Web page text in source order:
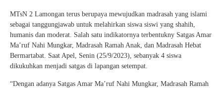
MTsN 2 Lamongan terus berupaya mewujudkan madrasah yang islami
sebagai tanggungjawab untuk melahirkan siswa siswi yang shahih,
humanis dan moderat. Salah satu indikatornya terbentukny Satgas Amar
Ma’ruf Nahi Mungkar, Madrasah Ramah Anak, dan Madrasah Hebat
Bermartabat. Saat Apel, Senin (25/9/2023), sebanyak 4 siswa
dikukuhkan menjadi satgas di lapangan setempat.
“Dengan adanya Satgas Amar Ma’ruf Nahi Mungkar, Madrasah Ramah